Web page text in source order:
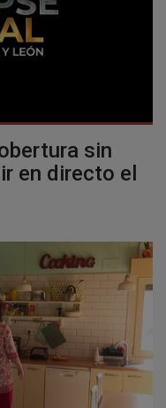
sin
en directo el